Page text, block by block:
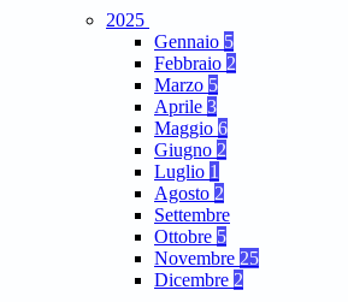
2025
Gennaio 5
Febbraio 2
Marzo 5
Aprile 3
Maggio 6
Giugno 2
Luglio 1
Agosto 2
Settembre
Ottobre 5
Novembre 25
Dicembre 2